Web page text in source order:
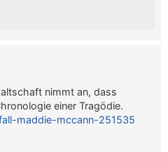
nimmt an, dass
einer Tragödie.
maddie-mccann-251535